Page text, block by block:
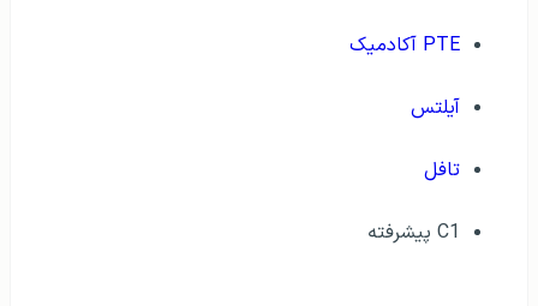
PTE آکادمیک
آیلتس
تافل
C1 پیشرفته